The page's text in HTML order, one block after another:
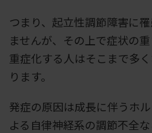
つまり、起立性調節障害に
ませんが、その上で症状の
重症化する人はそこまで多
ります。
発症の原因は成長に伴うホ
よる自律神経系の調節不全